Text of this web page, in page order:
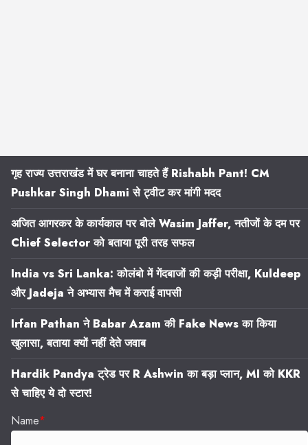
गृह राज्य उत्तराखंड में घर बनाना चाहते हैं Rishabh Pant! CM
Pushkar Singh Dhami से ट्वीट कर मांगी मदद
अजित आगरकर के कार्यकाल पर बोले Wasim Jaffer, नतीजों के दम पर
Chief Selector को बताया पूरी तरह सफल
India vs Sri Lanka: कोलंबो में गेंदबाजों की कड़ी परीक्षा, Kuldeep
और Jadeja ने अभ्यास मैच में कराई वापसी
Irfan Pathan ने Babar Azam की Fake News का किया
खुलासा, बताया क्यों नहीं देते जवाब
Hardik Pandya ट्रेड पर R Ashwin का बड़ा प्लान, MI को KKR
से चाहिए ये दो स्टार!
Name*